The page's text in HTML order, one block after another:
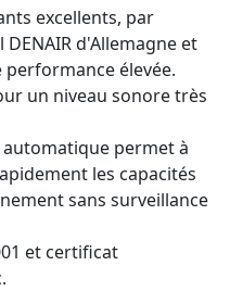
excellents, par
d'Allemagne et
élevée.
un niveau sonore très
permet à
les capacités
sans surveillance
et certificat